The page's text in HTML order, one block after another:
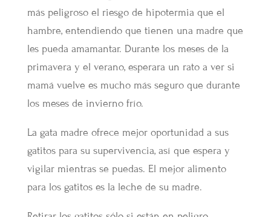
más peligroso el riesgo de hipotermia que el
hambre, entendiendo que tienen una madre que
les pueda amamantar. Durante los meses de la
primavera y el verano, esperara un rato a ver si
mamá vuelve es mucho más seguro que durante
los meses de invierno frío.
La gata madre ofrece mejor oportunidad a sus
gatitos para su supervivencia, así que espera y
vigilar mientras se puedas. El mejor alimento
para los gatitos es la leche de su madre.